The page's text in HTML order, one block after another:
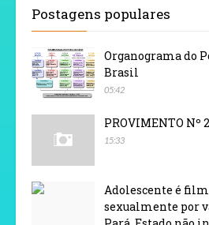
Postagens populares
Organograma do
Brasil
05:42
PROVIMENTO Nº
15:33
Adolescente é
sexualmente por